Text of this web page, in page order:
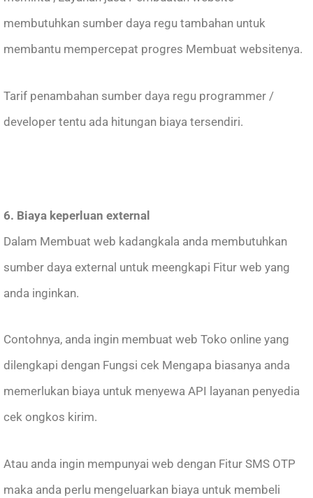
membutuhkan sumber daya regu tambahan untuk
membantu mempercepat progres Membuat websitenya.
Tarif penambahan sumber daya regu programmer /
developer tentu ada hitungan biaya tersendiri.
6. Biaya keperluan external
Dalam Membuat web kadangkala anda membutuhkan
sumber daya external untuk meengkapi Fitur web yang
anda inginkan.
Contohnya, anda ingin membuat web Toko online yang
dilengkapi dengan Fungsi cek Mengapa biasanya anda
memerlukan biaya untuk menyewa API layanan penyedia
cek ongkos kirim.
Atau anda ingin mempunyai web dengan Fitur SMS OTP
maka anda perlu mengeluarkan biaya untuk membeli